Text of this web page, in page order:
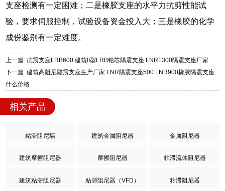
支座检测有一定困难；二是橡胶支座的水平力抗剪性能试
验，要求伺服控制，试验设备资金投入大；三是橡胶的化学
成份鉴别有一定难度。
上一篇: 抗震支座LRB600 建筑II型LRB铅芯隔震支座 LNR1300隔震支座厂家
下一篇: 建筑高阻尼隔震支座生产厂家 LNR隔震支座500 LNR900橡胶隔震支座
什么价格
相关产品
粘滞阻尼墙 建筑金属阻尼器 金属阻尼器
建筑摩擦阻尼器 摩擦阻尼器 粘滞流体阻尼器
建筑粘滞阻尼器 粘滞阻尼器（VFD） 粘滞阻尼器